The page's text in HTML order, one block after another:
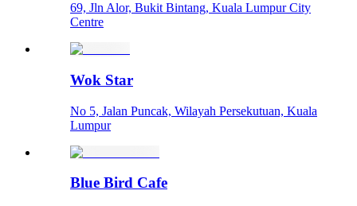
69, Jln Alor, Bukit Bintang, Kuala Lumpur City
Centre
Wok Star
No 5, Jalan Puncak, Wilayah Persekutuan, Kuala
Lumpur
Blue Bird Cafe